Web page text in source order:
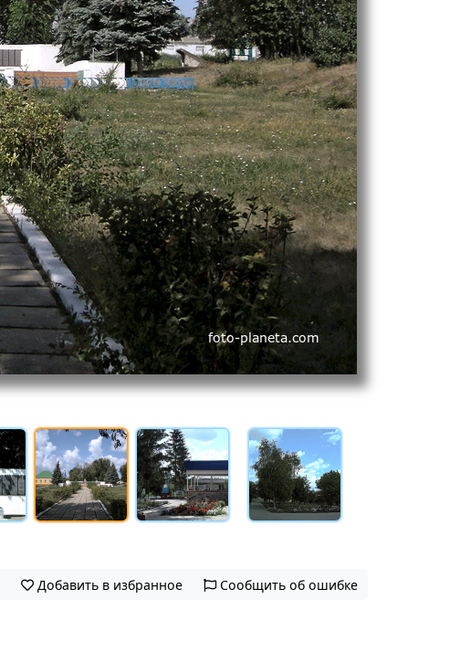
Добавить в избранное Сообщить об ошибке